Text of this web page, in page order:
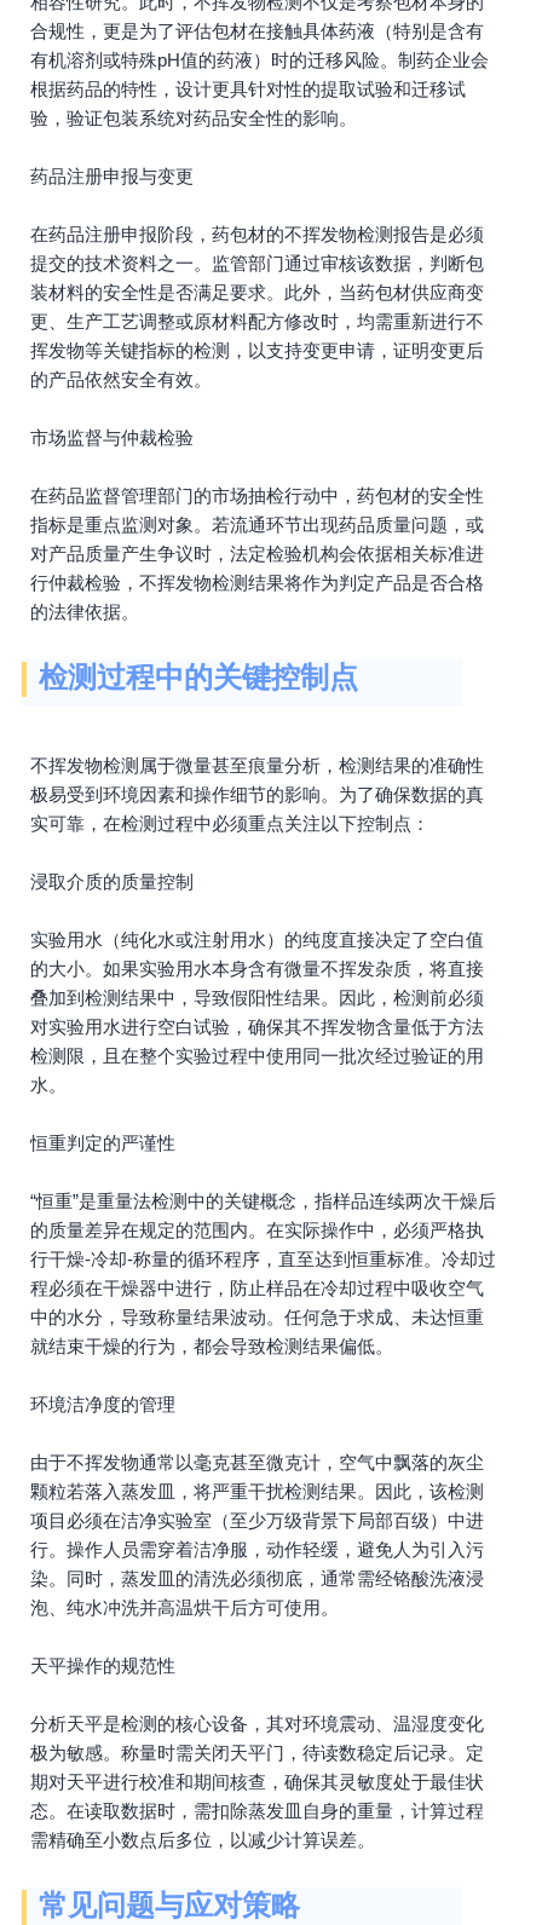
合规性，更是为了评估包材在接触具体药液（特别是含有
有机溶剂或特殊pH值的药液）时的迁移风险。制药企业会
根据药品的特性，设计更具针对性的提取试验和迁移试
验，验证包装系统对药品安全性的影响。
药品注册申报与变更
在药品注册申报阶段，药包材的不挥发物检测报告是必须
提交的技术资料之一。监管部门通过审核该数据，判断包
装材料的安全性是否满足要求。此外，当药包材供应商变
更、生产工艺调整或原材料配方修改时，均需重新进行不
挥发物等关键指标的检测，以支持变更申请，证明变更后
的产品依然安全有效。
市场监督与仲裁检验
在药品监督管理部门的市场抽检行动中，药包材的安全性
指标是重点监测对象。若流通环节出现药品质量问题，或
对产品质量产生争议时，法定检验机构会依据相关标准进
行仲裁检验，不挥发物检测结果将作为判定产品是否合格
的法律依据。
检测过程中的关键控制点
不挥发物检测属于微量甚至痕量分析，检测结果的准确性
极易受到环境因素和操作细节的影响。为了确保数据的真
实可靠，在检测过程中必须重点关注以下控制点：
浸取介质的质量控制
实验用水（纯化水或注射用水）的纯度直接决定了空白值
的大小。如果实验用水本身含有微量不挥发杂质，将直接
叠加到检测结果中，导致假阳性结果。因此，检测前必须
对实验用水进行空白试验，确保其不挥发物含量低于方法
检测限，且在整个实验过程中使用同一批次经过验证的用
水。
恒重判定的严谨性
“恒重”是重量法检测中的关键概念，指样品连续两次干燥后
的质量差异在规定的范围内。在实际操作中，必须严格执
行干燥-冷却-称量的循环程序，直至达到恒重标准。冷却过
程必须在干燥器中进行，防止样品在冷却过程中吸收空气
中的水分，导致称量结果波动。任何急于求成、未达恒重
就结束干燥的行为，都会导致检测结果偏低。
环境洁净度的管理
由于不挥发物通常以毫克甚至微克计，空气中飘落的灰尘
颗粒若落入蒸发皿，将严重干扰检测结果。因此，该检测
项目必须在洁净实验室（至少万级背景下局部百级）中进
行。操作人员需穿着洁净服，动作轻缓，避免人为引入污
染。同时，蒸发皿的清洗必须彻底，通常需经铬酸洗液浸
泡、纯水冲洗并高温烘干后方可使用。
天平操作的规范性
分析天平是检测的核心设备，其对环境震动、温湿度变化
极为敏感。称量时需关闭天平门，待读数稳定后记录。定
期对天平进行校准和期间核查，确保其灵敏度处于最佳状
态。在读取数据时，需扣除蒸发皿自身的重量，计算过程
需精确至小数点后多位，以减少计算误差。
常见问题与应对策略